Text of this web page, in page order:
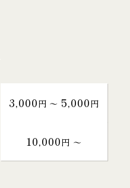
3,000円 〜 5,000円
10,000円 〜